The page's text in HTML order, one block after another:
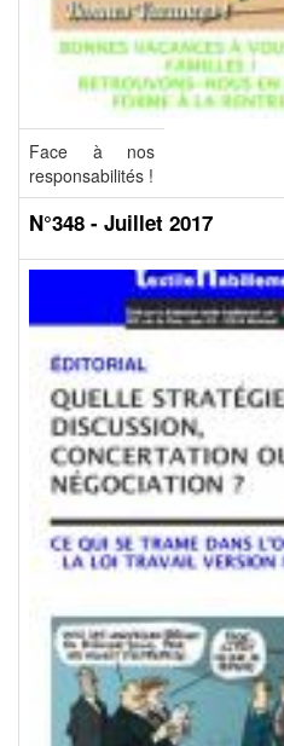
Face à nos
responsabilités !
N°348 - Juillet 2017